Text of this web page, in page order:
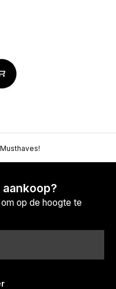
op de hoogte te